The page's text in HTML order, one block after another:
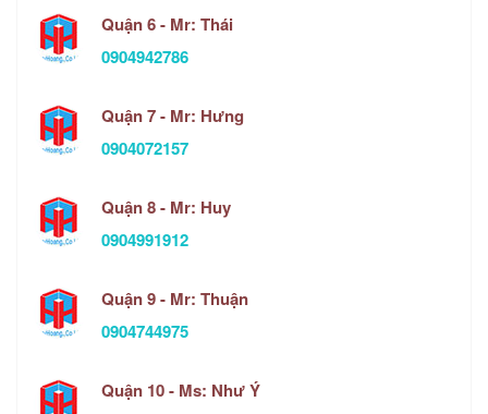
Quận 6 - Mr: Thái
0904942786
Quận 7 - Mr: Hưng
0904072157
Quận 8 - Mr: Huy
0904991912
Quận 9 - Mr: Thuận
0904744975
Quận 10 - Ms: Như Ý